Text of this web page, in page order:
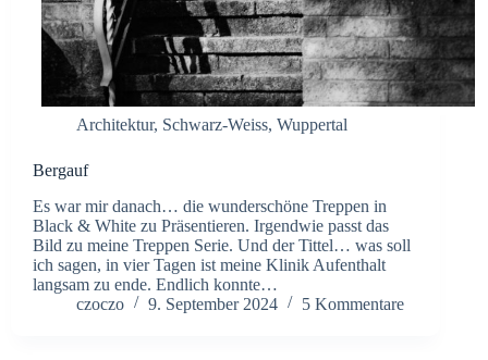
Architektur, Schwarz-Weiss, Wuppertal
Bergauf
Es war mir danach… die wunderschöne Treppen in
Black & White zu Präsentieren. Irgendwie passt das
Bild zu meine Treppen Serie. Und der Tittel… was soll
ich sagen, in vier Tagen ist meine Klinik Aufenthalt
langsam zu ende. Endlich konnte…
czoczo
9. September 2024 5 Kommentare